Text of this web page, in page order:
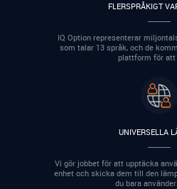
FLERSPRÅKIGT
IQ Option representerar
som talar 13 språk, och de
plattform för att
UNIVERSELLA
Vi gör jobbet för att upptäcka
enhet och skicka dem till den
du bara